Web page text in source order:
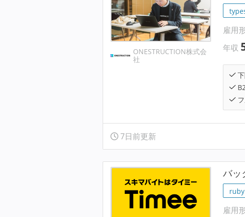
ONESTRUCTION株式会
社
雇用
年収
下
フ
7日前更新
バッ
ruby
雇用